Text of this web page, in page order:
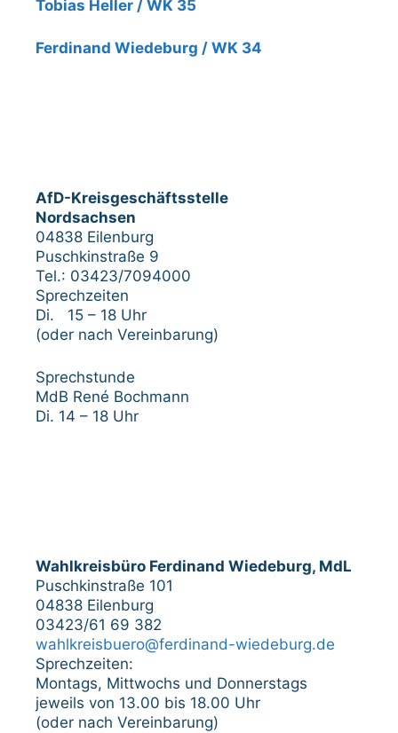
Tobias Heller / WK 35
Ferdinand Wiedeburg / WK 34
AfD-Kreisgeschäftsstelle
Nordsachsen
04838 Eilenburg
Puschkinstraße 9
Tel.: 03423/7094000
Sprechzeiten
Di. 15 – 18 Uhr
(oder nach Vereinbarung)
Sprechstunde
MdB René Bochmann
Di. 14 – 18 Uhr
Wahlkreisbüro Ferdinand Wiedeburg, MdL
Puschkinstraße 101
04838 Eilenburg
03423/61 69 382
wahlkreisbuero@ferdinand-wiedeburg.de
Sprechzeiten:
Montags, Mittwochs und Donnerstags
jeweils von 13.00 bis 18.00 Uhr
(oder nach Vereinbarung)